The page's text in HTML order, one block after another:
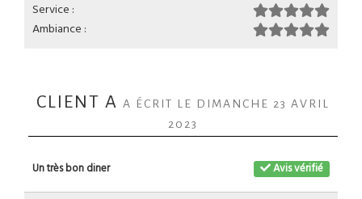
Service :
Ambiance :
CLIENT A A ÉCRIT LE DIMANCHE 23 AVRIL
2023
Avis vérifié
Un très bon diner